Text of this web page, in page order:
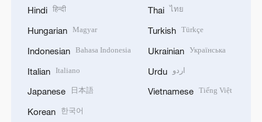
Hindi हिन्दी
Hungarian Magyar
Indonesian Bahasa Indonesia
Italian Italiano
Japanese 日本語
Korean 한국어
Thai ไทย
Turkish Türkçe
Ukrainian Українська
Urdu اردو
Vietnamese Tiếng Việt